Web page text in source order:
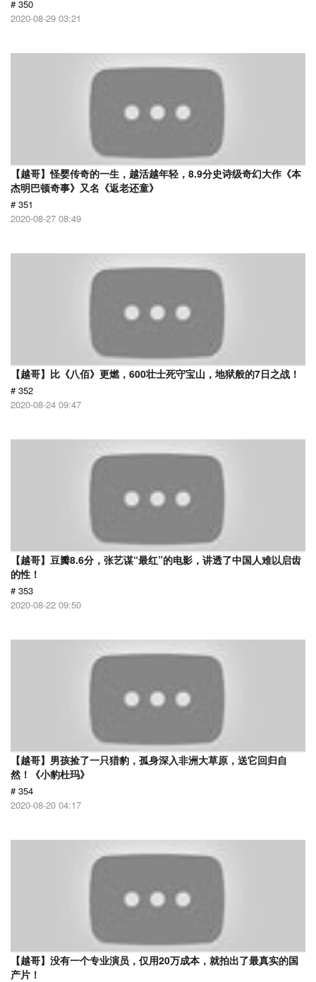
# 350
2020-08-29 03:21
【越哥】怪婴传奇的一生，越活越年轻，8.9分史诗级奇幻大作《本
杰明巴顿奇事》又名《返老还童》
# 351
2020-08-27 08:49
【越哥】比《八佰》更燃，600壮士死守宝山，地狱般的7日之战！
# 352
2020-08-24 09:47
【越哥】豆瓣8.6分，张艺谋“最红”的电影，讲透了中国人难以启齿
的性！
# 353
2020-08-22 09:50
【越哥】男孩捡了一只猎豹，孤身深入非洲大草原，送它回归自
然！《小豹杜玛》
# 354
2020-08-20 04:17
【越哥】没有一个专业演员，仅用20万成本，就拍出了最真实的国
产片！